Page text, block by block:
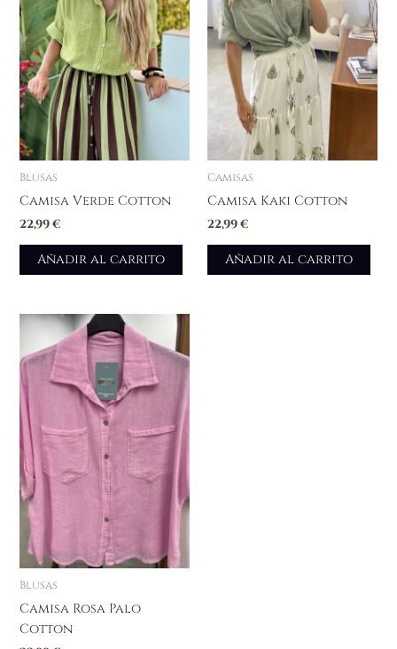
Blusas
Camisa Verde Cotton
22,99€
Añadir al carrito
Camisas
Camisa Kaki Cotton
22,99€
Añadir al carrito
Blusas
Camisa Rosa Palo
Cotton